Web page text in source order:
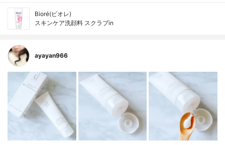
Bioré(ビオレ)
スキンケア洗顔料 スクラブin
ayayan966